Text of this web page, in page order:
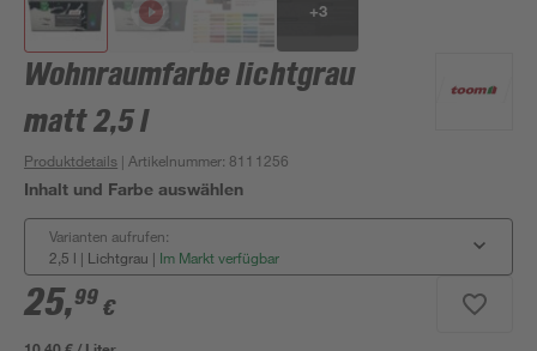
+3
Wohnraumfarbe lichtgrau
matt 2,5 l
Produktdetails | Artikelnummer: 8111256
Inhalt und Farbe auswählen
Varianten aufrufen:
2,5 l | Lichtgrau | Im Markt verfügbar
25,99 €